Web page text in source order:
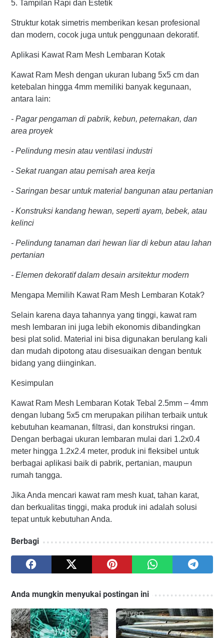
5. Tampilan Rapi dan Estetik
Struktur kotak simetris memberikan kesan profesional
dan modern, cocok juga untuk penggunaan dekoratif.
Aplikasi Kawat Ram Mesh Lembaran Kotak
Kawat Ram Mesh dengan ukuran lubang 5x5 cm dan
ketebalan hingga 4mm memiliki banyak kegunaan,
antara lain:
- Pagar pengaman di pabrik, kebun, peternakan, dan
area proyek
- Pelindung mesin atau ventilasi industri
- Sekat ruangan atau pemisah area kerja
- Saringan besar untuk material bangunan atau pertanian
- Konstruksi kandang hewan, seperti ayam, bebek, atau
kelinci
- Pelindung tanaman dari hewan liar di kebun atau lahan
pertanian
- Elemen dekoratif dalam desain arsitektur modern
Mengapa Memilih Kawat Ram Mesh Lembaran Kotak?
Selain karena daya tahannya yang tinggi, kawat ram
mesh lembaran ini juga lebih ekonomis dibandingkan
besi plat solid. Material ini bisa digunakan berulang kali
dan mudah dipotong atau disesuaikan dengan bentuk
bidang yang diinginkan.
Kesimpulan
Kawat Ram Mesh Lembaran Kotak Tebal 2.5mm – 4mm
dengan lubang 5x5 cm merupakan pilihan terbaik untuk
kebutuhan keamanan, filtrasi, dan konstruksi ringan.
Dengan berbagai ukuran lembaran mulai dari 1.2x0.4
meter hingga 1.2x2.4 meter, produk ini fleksibel untuk
berbagai aplikasi baik di pabrik, pertanian, maupun
rumah tangga.
Jika Anda mencari kawat ram mesh kuat, tahan karat,
dan berkualitas tinggi, maka produk ini adalah solusi
tepat untuk kebutuhan Anda.
Berbagi
Anda mungkin menyukai postingan ini